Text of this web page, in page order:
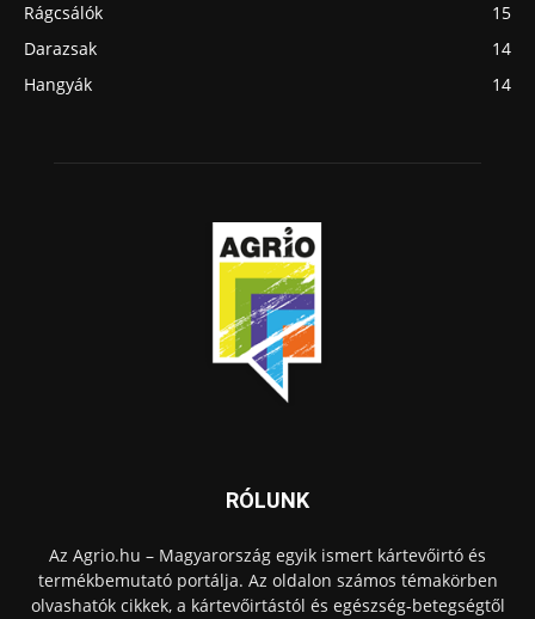
Rágcsálók
15
Darazsak
14
Hangyák
14
RÓLUNK
Az Agrio.hu – Magyarország egyik ismert kártevőirtó és
termékbemutató portálja. Az oldalon számos témakörben
olvashatók cikkek, a kártevőirtástól és egészség-betegségtől